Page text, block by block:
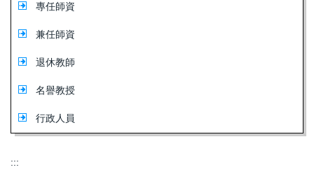
專任師資
兼任師資
退休教師
名譽教授
行政人員
:::